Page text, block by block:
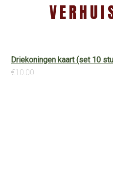
Driekoningen kaart (set 10
€10.00